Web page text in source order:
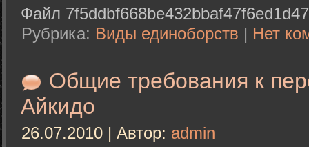
Файл
Рубрика: Виды единоборств | Нет
Общие требования к
Айкидо
26.07.2010 | Автор: admin